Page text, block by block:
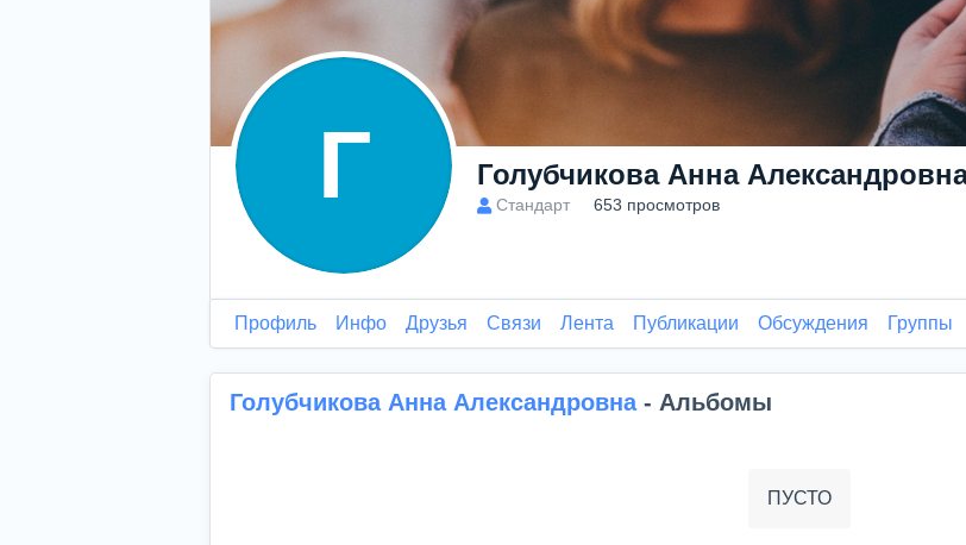
Г Голубчикова Анна
Стандарт 653 просмотров
Профиль Инфо Друзья Связи Лента Публикации Обсуждения Группы
Голубчикова Анна Александровна- Альбомы
ПУСТО